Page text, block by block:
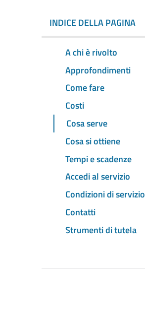
INDICE DELLA PAGINA
A chi è rivolto
Approfondimenti
Come fare
Costi
Cosa serve
Cosa si ottiene
Tempi e scadenze
Accedi al servizio
Condizioni di servizio
Contatti
Strumenti di tutela